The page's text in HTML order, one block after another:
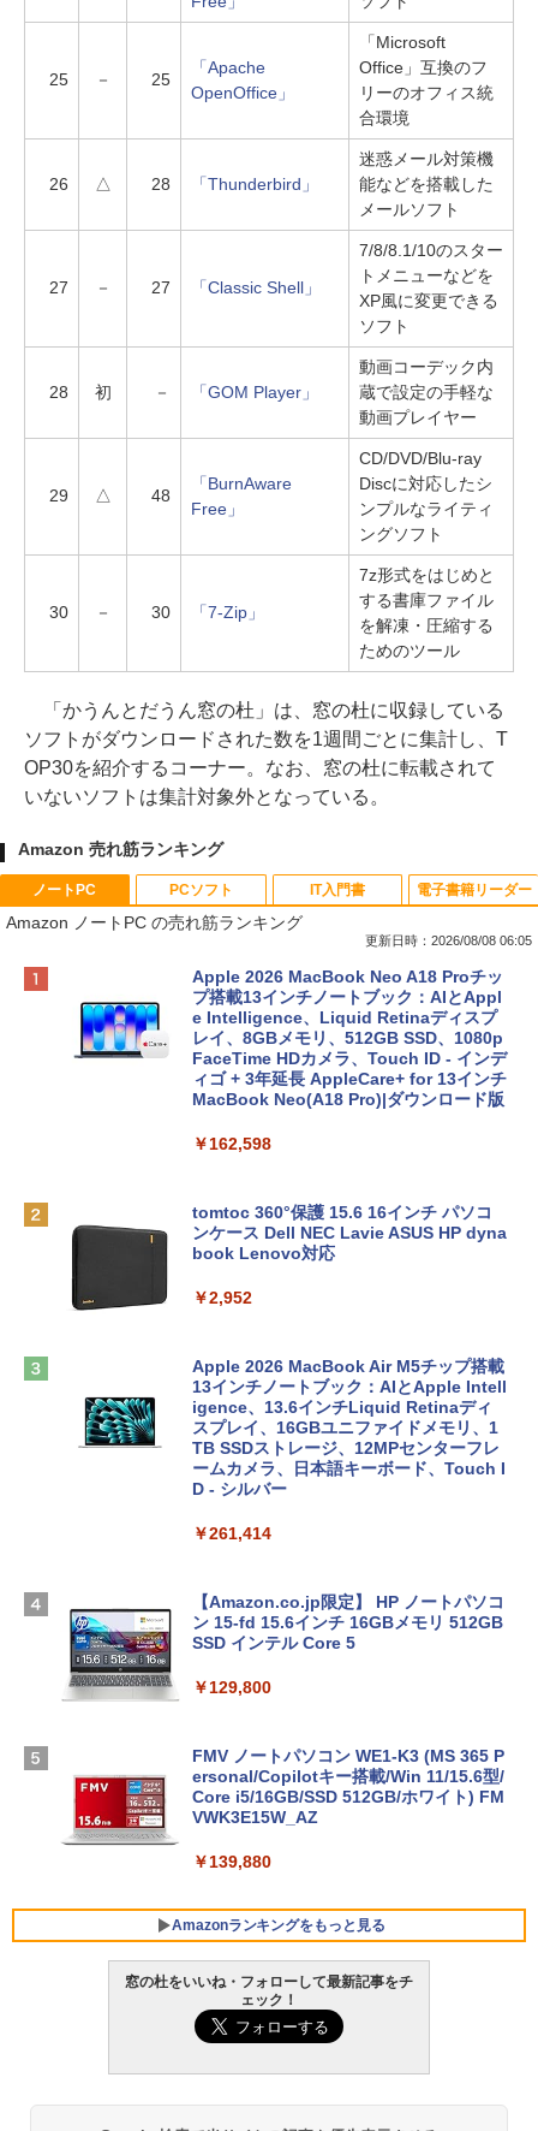
25 － 25
「Apache
OpenOffice」
「Microsoft
Office」互換のフ
リーのオフィス統
合環境
26 △ 28 「Thunderbird」
迷惑メール対策機
能などを搭載した
メールソフト
27 － 27 「Classic Shell」
7/8/8.1/10のスター
トメニューなどを
XP風に変更できる
ソフト
28 初 － 「GOM Player」
動画コーデック内
蔵で設定の手軽な
動画プレイヤー
29 △ 48
「BurnAware
Free」
CD/DVD/Blu-ray
Discに対応したシ
ンプルなライティ
ングソフト
30 － 30 「7-Zip」
7z形式をはじめと
する書庫ファイル
を解凍・圧縮する
ためのツール
「かうんとだうん窓の杜」は、窓の杜に収録している
ソフトがダウンロードされた数を1週間ごとに集計し、T
OP30を紹介するコーナー。なお、窓の杜に転載されて
いないソフトは集計対象外となっている。
Amazon 売れ筋ランキング
ノートPC
Amazon ノートPC の売れ筋ランキング
更新日時：2026/08/08 06:05
Apple 2026 MacBook Neo A18 Proチッ
プ搭載13インチノートブック：AIとAppl
e Intelligence、Liquid Retinaディスプ
レイ、8GBメモリ、512GB SSD、1080p
FaceTime HDカメラ、Touch ID - インデ
ィゴ + 3年延長 AppleCare+ for 13インチ
MacBook Neo(A18 Pro)|ダウンロード版
￥162,598
tomtoc 360°保護 15.6 16インチ パソコ
ンケース Dell NEC Lavie ASUS HP dyna
book Lenovo対応
￥2,952
Apple 2026 MacBook Air M5チップ搭載
13インチノートブック：AIとApple Intell
igence、13.6インチLiquid Retinaディ
スプレイ、16GBユニファイドメモリ、1
TB SSDストレージ、12MPセンターフレ
ームカメラ、日本語キーボード、Touch I
D - シルバー
￥261,414
【Amazon.co.jp限定】 HP ノートパソコ
ン 15-fd 15.6インチ 16GBメモリ 512GB
SSD インテル Core 5
￥129,800
FMV ノートパソコン WE1-K3 (MS 365 P
ersonal/Copilotキー搭載/Win 11/15.6型/
Core i5/16GB/SSD 512GB/ホワイト) FM
VWK3E15W_AZ
￥139,880
Amazonランキングをもっと見る
PCソフト
Robloxギフトカード - 800 Robux 【限
定バーチャルアイテムを含む】 【オンラ
IT入門書
生成AIパスポート公式テキスト 第４版
電子書籍リーダー
Amazon Kindle Paperwhite (16GB) 7イ
ンチディスプレイ、色調調節ライト、12
窓の杜をいいね・フォローして最新記事をチ
ェック！